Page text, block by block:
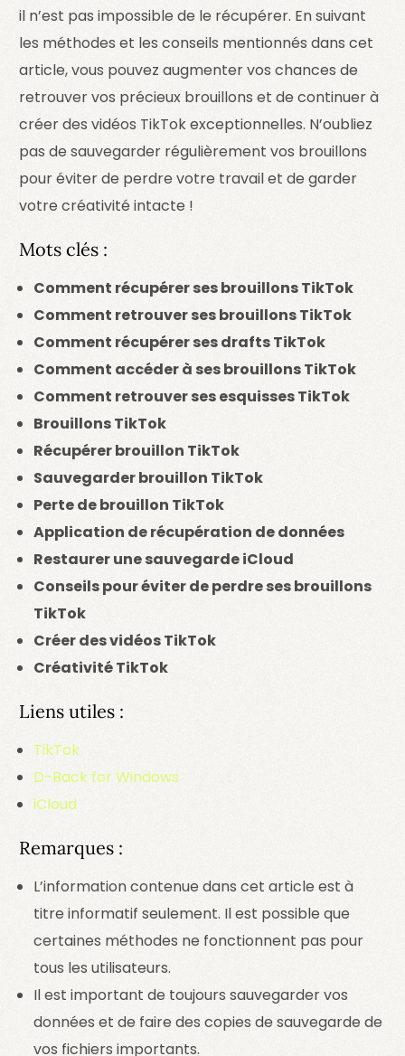
il n’est pas impossible de le récupérer. En suivant
les méthodes et les conseils mentionnés dans cet
article, vous pouvez augmenter vos chances de
retrouver vos précieux brouillons et de continuer à
créer des vidéos TikTok exceptionnelles. N’oubliez
pas de sauvegarder régulièrement vos brouillons
pour éviter de perdre votre travail et de garder
votre créativité intacte !
Mots clés :
Comment récupérer ses brouillons TikTok
Comment retrouver ses brouillons TikTok
Comment récupérer ses drafts TikTok
Comment accéder à ses brouillons TikTok
Comment retrouver ses esquisses TikTok
Brouillons TikTok
Récupérer brouillon TikTok
Sauvegarder brouillon TikTok
Perte de brouillon TikTok
Application de récupération de données
Restaurer une sauvegarde iCloud
Conseils pour éviter de perdre ses brouillons
TikTok
Créer des vidéos TikTok
Créativité TikTok
Liens utiles :
TikTok
D-Back for Windows
iCloud
Remarques :
L’information contenue dans cet article est à
titre informatif seulement. Il est possible que
certaines méthodes ne fonctionnent pas pour
tous les utilisateurs.
Il est important de toujours sauvegarder vos
données et de faire des copies de sauvegarde de
vos fichiers importants.